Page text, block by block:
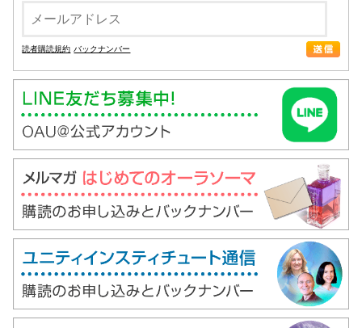
読者購読規約 バックナンバー